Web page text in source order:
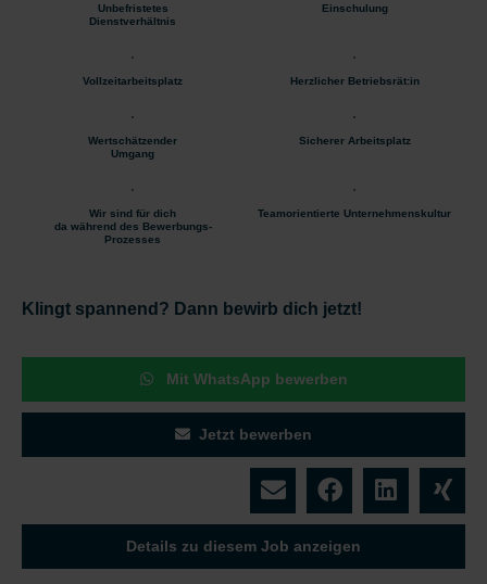
Unbefristetes
Dienstverhältnis
Einschulung
Vollzeitarbeitsplatz Herzlicher Betriebsrät:in
Wertschätzender
Umgang
Sicherer Arbeitsplatz
Wir sind für dich
da während des Bewerbungs-
Prozesses
Teamorientierte Unternehmenskultur
Klingt spannend? Dann bewirb dich jetzt!
Mit WhatsApp bewerben
Jetzt bewerben
Details zu diesem Job anzeigen